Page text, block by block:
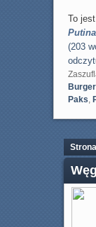
To
(203
Burger
Paks,